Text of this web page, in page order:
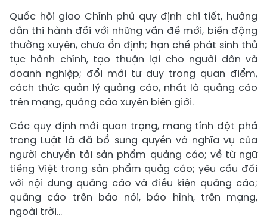
Quốc hội giao Chính phủ quy định chi tiết, hướng
dẫn thi hành đối với những vấn đề mới, biến động
thường xuyên, chưa ổn định; hạn chế phát sinh thủ
tục hành chính, tạo thuận lợi cho người dân và
doanh nghiệp; đổi mới tư duy trong quan điểm,
cách thức quản lý quảng cáo, nhất là quảng cáo
trên mạng, quảng cáo xuyên biên giới.
Các quy định mới quan trọng, mang tính đột phá
trong Luật là đã bổ sung quyền và nghĩa vụ của
người chuyển tải sản phẩm quảng cáo; về từ ngữ
tiếng Việt trong sản phẩm quảg cáo; yêu cầu đối
với nội dung quảng cáo và điều kiện quảng cáo;
quảng cáo trên báo nói, báo hình, trên mạng,
ngoài trời...